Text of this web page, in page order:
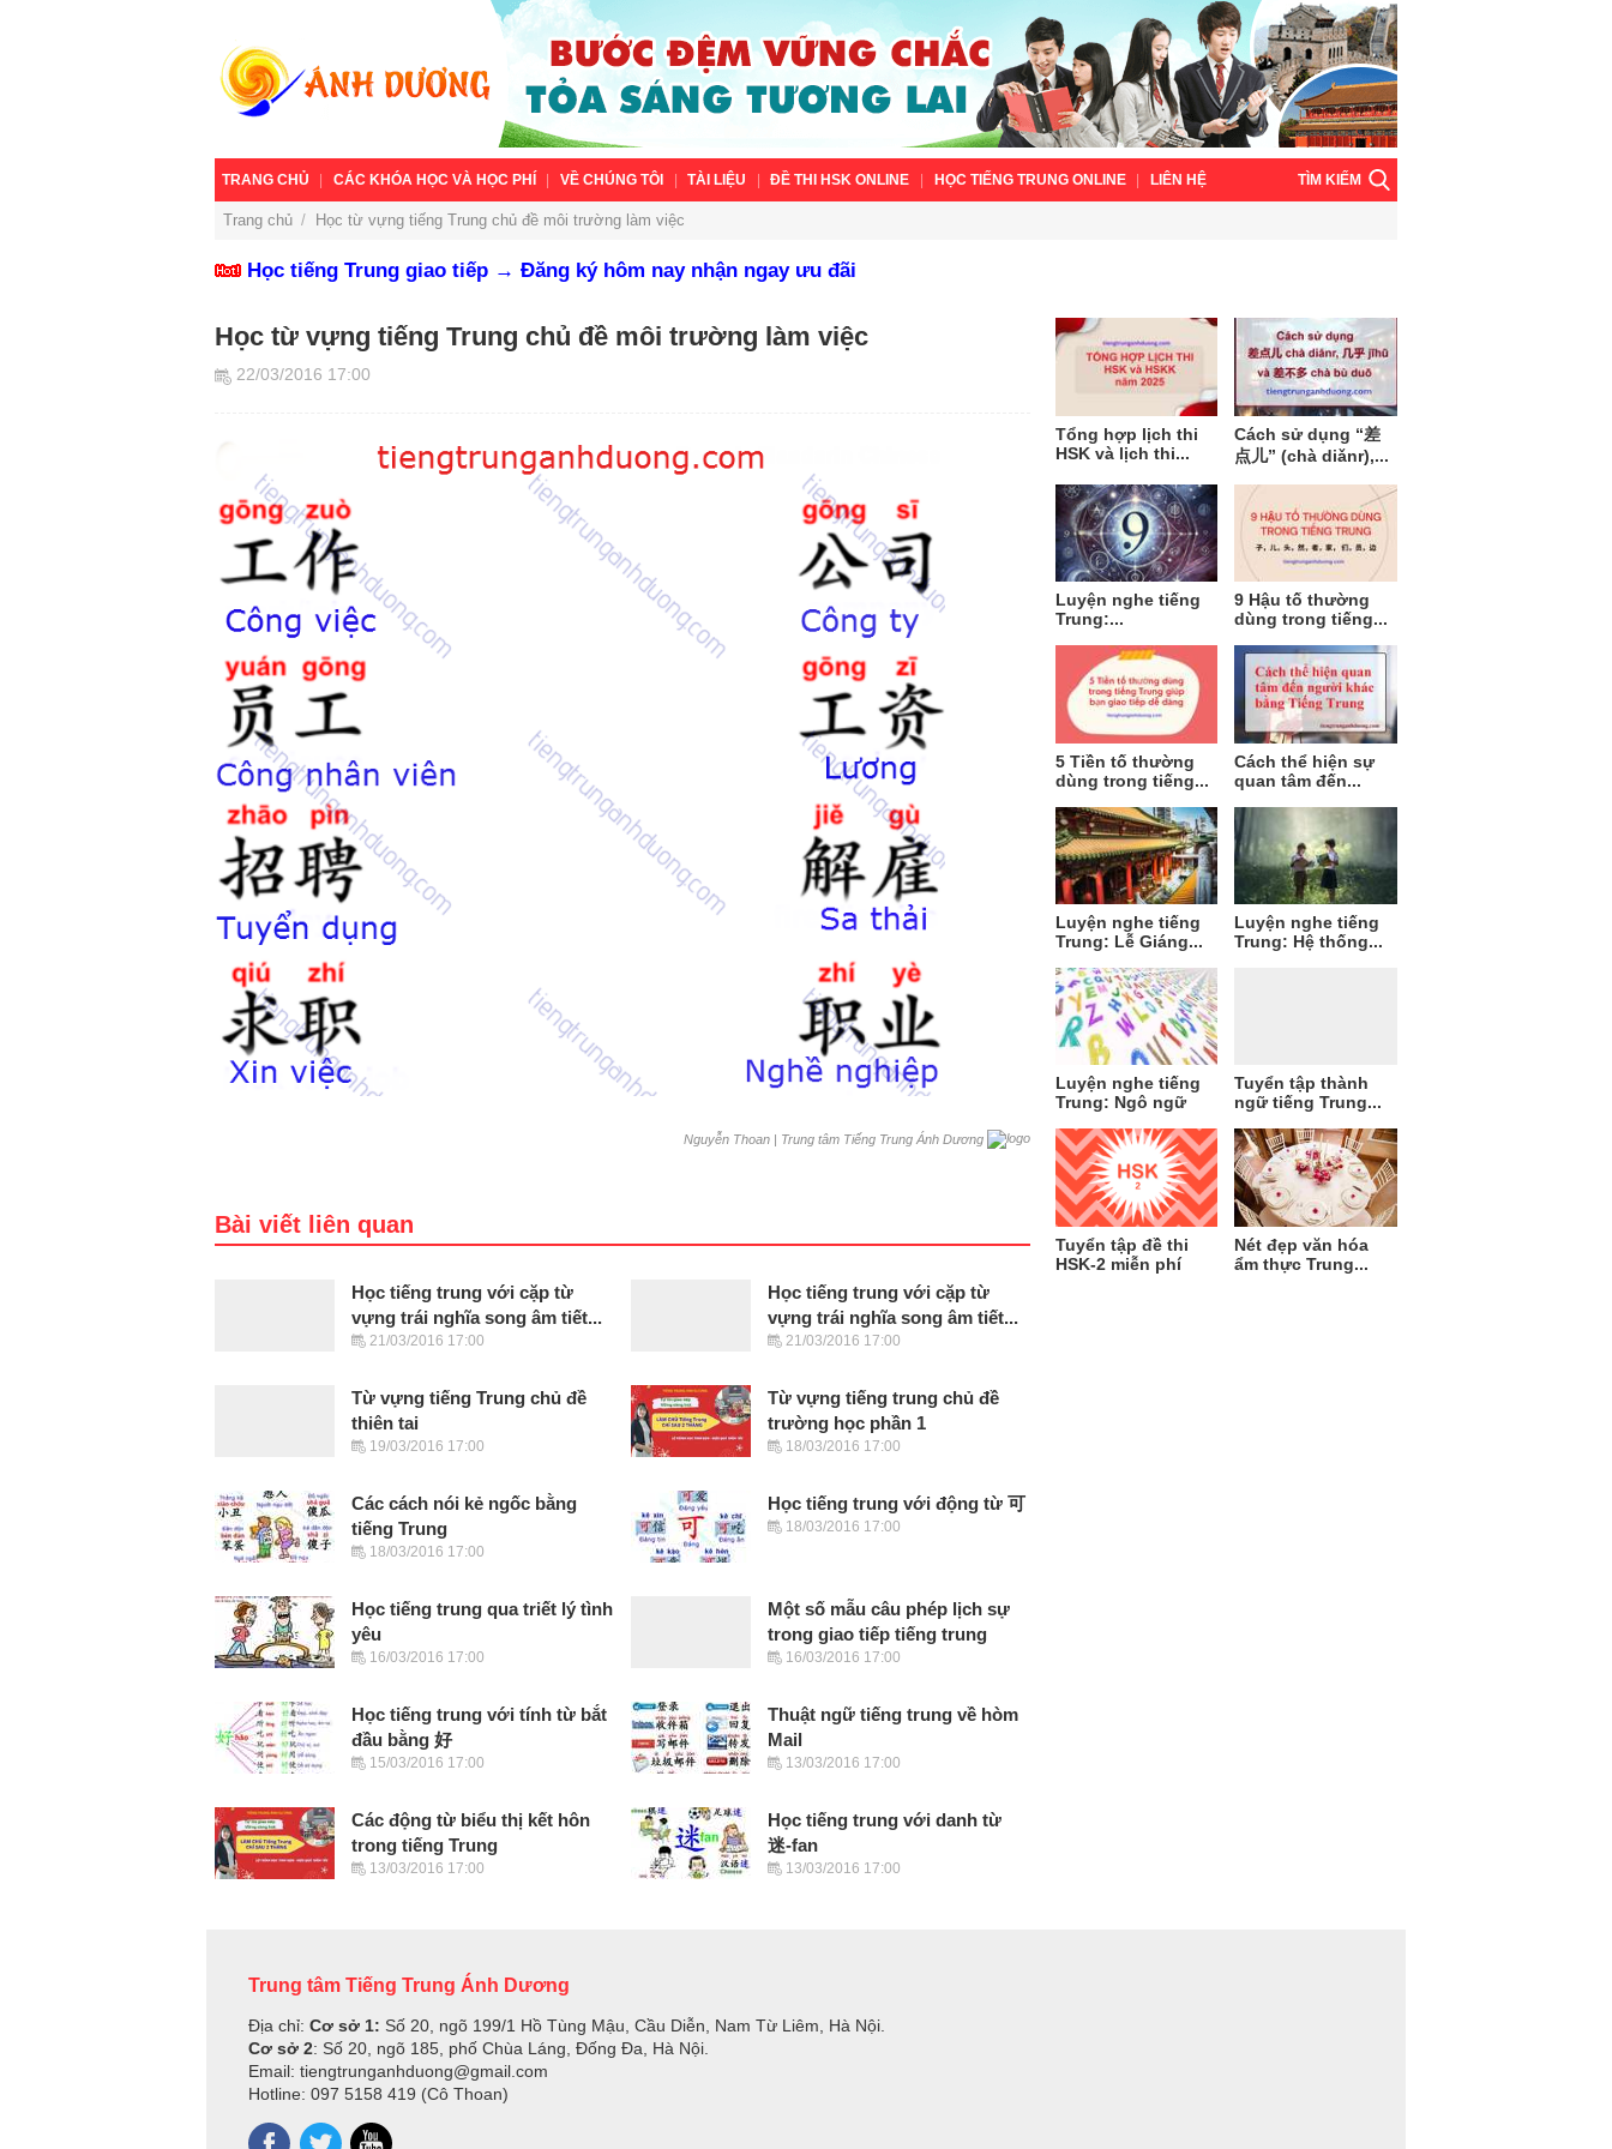
TRANG CHỦ CÁC KHÓA HỌC VÀ HỌC PHÍ VỀ CHÚNG TÔI TÀI LIỆU ĐỀ THI HSK ONLINE HỌC TIẾNG TRUNG ONLINE LIÊN HỆ TÌM KIẾM
Trang chủ / Học từ vựng tiếng Trung chủ đề môi trường làm việc
Học tiếng Trung giao tiếp → Đăng ký hôm nay nhận ngay ưu đãi
Học từ vựng tiếng Trung chủ đề môi trường làm việc
22/03/2016 17:00
Nguyễn Thoan | Trung tâm Tiếng Trung Ánh Dương
Bài viết liên quan
Học tiếng trung với cặp từ
vựng trái nghĩa song âm tiết...
21/03/2016 17:00
Học tiếng trung với cặp từ
vựng trái nghĩa song âm tiết...
21/03/2016 17:00
Từ vựng tiếng Trung chủ đề
thiên tai
19/03/2016 17:00
Từ vựng tiếng trung chủ đề
trường học phần 1
18/03/2016 17:00
Các cách nói kẻ ngốc bằng
tiếng Trung
18/03/2016 17:00
Học tiếng trung với động từ 可
18/03/2016 17:00
Học tiếng trung qua triết lý tình
yêu
16/03/2016 17:00
Một số mẫu câu phép lịch sự
trong giao tiếp tiếng trung
16/03/2016 17:00
Học tiếng trung với tính từ bắt
đầu bằng 好
15/03/2016 17:00
Thuật ngữ tiếng trung về hòm
Mail
13/03/2016 17:00
Các động từ biểu thị kết hôn
trong tiếng Trung
13/03/2016 17:00
Học tiếng trung với danh từ
迷-fan
13/03/2016 17:00
Tổng hợp lịch thi
HSK và lịch thi...
Cách sử dụng “差
点儿” (chà diǎnr),...
Luyện nghe tiếng
Trung:...
9 Hậu tố thường
dùng trong tiếng...
5 Tiền tố thường
dùng trong tiếng...
Cách thể hiện sự
quan tâm đến...
Luyện nghe tiếng
Trung: Lễ Giáng...
Luyện nghe tiếng
Trung: Hệ thống...
Luyện nghe tiếng
Trung: Ngô ngữ
Tuyển tập thành
ngữ tiếng Trung...
Tuyển tập đề thi
HSK-2 miễn phí
Nét đẹp văn hóa
ẩm thực Trung...
Trung tâm Tiếng Trung Ánh Dương
Địa chỉ: Cơ sở 1: Số 20, ngõ 199/1 Hồ Tùng Mậu, Cầu Diễn, Nam Từ Liêm, Hà Nội.
Cơ sở 2: Số 20, ngõ 185, phố Chùa Láng, Đống Đa, Hà Nội.
Email: tiengtrunganhduong@gmail.com
Hotline: 097 5158 419 (Cô Thoan)